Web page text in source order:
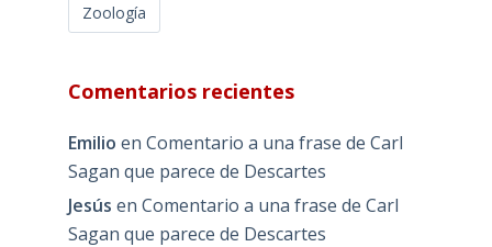
Zoología
Comentarios recientes
Emilio en Comentario a una frase de Carl
Sagan que parece de Descartes
Jesús en Comentario a una frase de Carl
Sagan que parece de Descartes